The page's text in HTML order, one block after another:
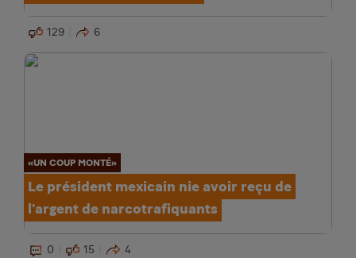
129 6
«UN COUP MONTÉ»
Le président mexicain nie avoir reçu de
l’argent de narcotrafiquants
0 15 4